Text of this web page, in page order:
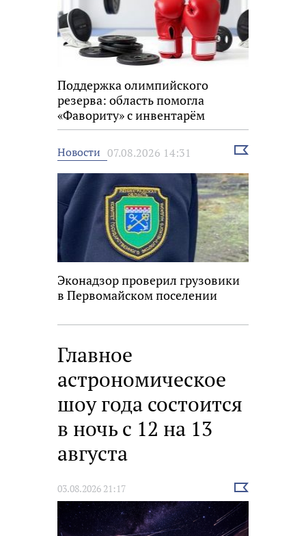
Поддержка олимпийского
резерва: область помогла
«Фавориту» с инвентарём
Новости 07.08.2026 14:31
Выбрать
Эконадзор проверил грузовики
в Первомайском поселении
Главное
астрономическое
шоу года состоится
в ночь с 12 на 13
августа
03.08.2026 21:17
Выбрать
новость